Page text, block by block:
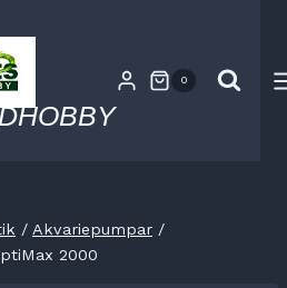
0
/ Akvariepumpar /
2000